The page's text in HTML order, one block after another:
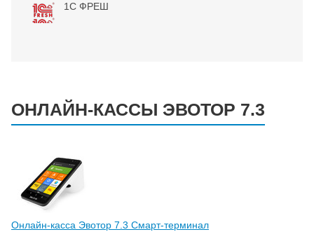
1С ФРЕШ
ОНЛАЙН-КАССЫ ЭВОТОР 7.3
Онлайн-касса Эвотор 7.3 Смарт-терминал